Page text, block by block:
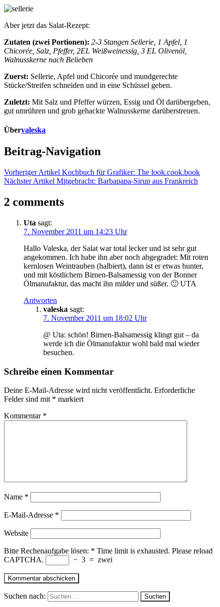
Aber jetzt das Salat-Rezept:
Zutaten (zwei Portionen): 2-3 Stangen Sellerie, 1 Apfel, 1
Chicorée, Salz, Pfeffer, 2EL Weißweinessig, 3 EL Olivenöl,
Walnusskerne nach Belieben
Zuerst: Sellerie, Apfel und Chicorée und mundgerechte
Stücke/Streifen schneiden und in eine Schüssel geben.
Zuletzt: Mit Salz und Pfeffer würzen, Essig und Öl darübergeben,
gut umrühren und grob gehackte Walnusskerne darüberstreuen.
Übervaleska
Beitrag-Navigation
Vorheriger Artikel Kochbuch für Grafiker: The look.cook.book
Nächster Artikel Mitgebracht: Barbapapa-Sirup aus Frankreich
2 comments
Uta sagt:
7. November 2011 um 14:23 Uhr
Hallo Valeska, der Salat war total lecker und ist sehr gut
angekommen. Ich habe ihn aber noch abgegradet: Mit roten
kernlosen Weintrauben (halbiert), dann ist er etwas bunter,
und mit köstlichem Birnen-Balsamessig von der Bonner
Ölmanufaktur, das macht ihn milder und süßer. 🙂 UTA
Antworten
valeska sagt:
7. November 2011 um 18:02 Uhr
@ Uta: schön! Birnen-Balsamessig klingt gut – da
werde ich die Ölmanufaktur wohl bald mal wieder
besuchen.
Schreibe einen Kommentar
Deine E-Mail-Adresse wird nicht veröffentlicht. Erforderliche
Felder sind mit * markiert
Kommentar *
Name *
E-Mail-Adresse *
Website
Bitte Rechenaufgabe lösen: * Time limit is exhausted. Please reload
CAPTCHA.
− 3 = zwei
Suchen nach: